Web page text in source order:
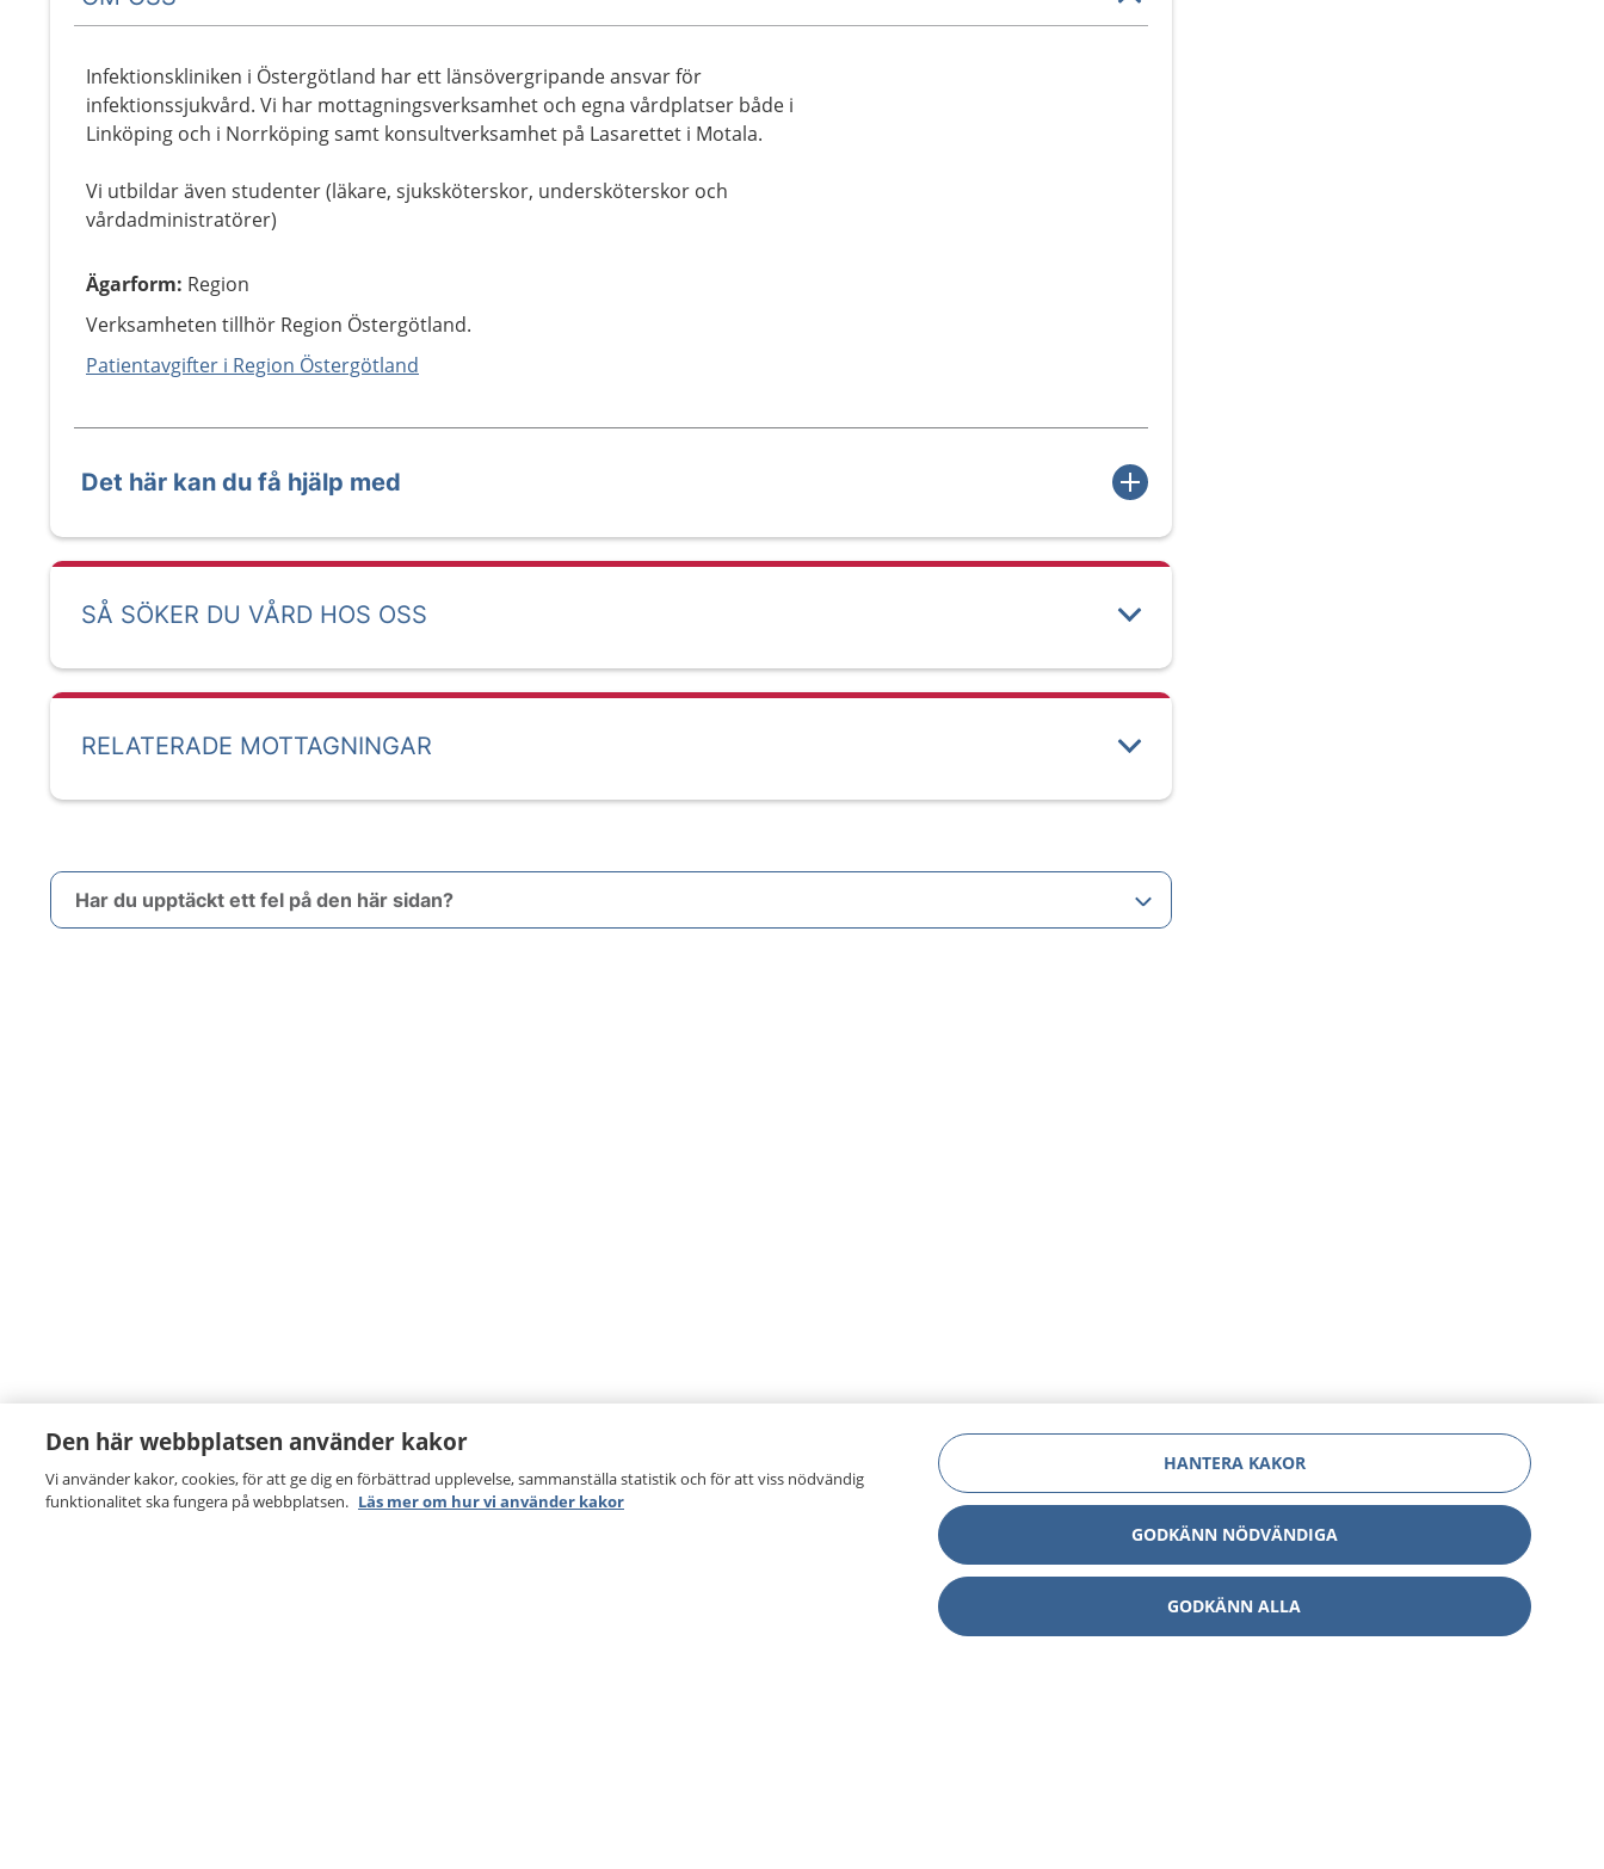
Infektionskliniken i Östergötland har ett länsövergripande ansvar för
infektionssjukvård. Vi har mottagningsverksamhet och egna vårdplatser både i
Linköping och i Norrköping samt konsultverksamhet på Lasarettet i Motala.
Vi utbildar även studenter (läkare, sjuksköterskor, undersköterskor och
vårdadministratörer)
Ägarform: Region
Verksamheten tillhör Region Östergötland.
Patientavgifter i Region Östergötland
Det här kan du få hjälp med
SÅ SÖKER DU VÅRD HOS OSS
RELATERADE MOTTAGNINGAR
Har du upptäckt ett fel på den här sidan?
Den här webbplatsen använder kakor
Vi använder kakor, cookies, för att ge dig en förbättrad upplevelse, sammanställa statistik och för att viss nödvändig
funktionalitet ska fungera på webbplatsen. Läs mer om hur vi använder kakor
HANTERA KAKOR
GODKÄNN NÖDVÄNDIGA
GODKÄNN ALLA